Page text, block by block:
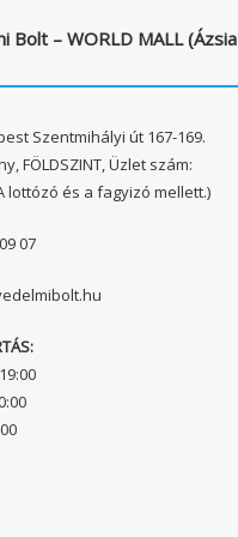
Bolt – WORLD MALL (Ázsia
Szentmihályi út 167-169.
FÖLDSZINT, Üzlet szám:
lottózó és a fagyizó mellett.)
07